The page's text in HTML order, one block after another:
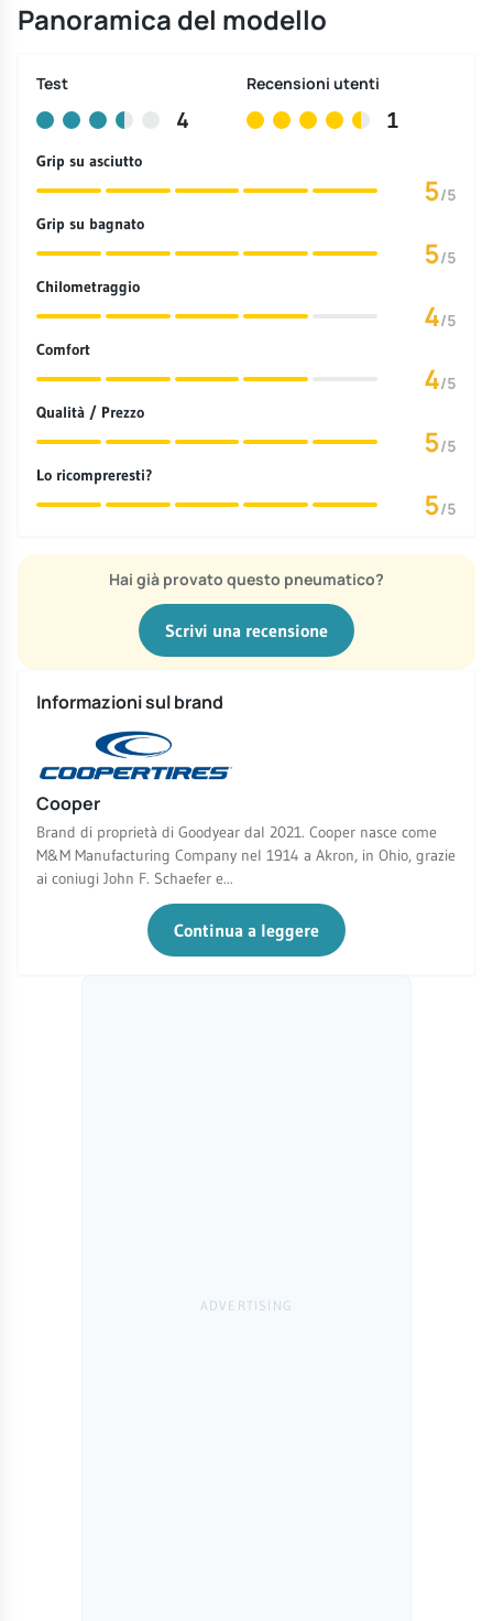
Panoramica del modello
Test
4
Recensioni utenti
1
Grip su asciutto
5/5
Grip su bagnato
5/5
Chilometraggio
4/5
Comfort
4/5
Qualità / Prezzo
5/5
Lo ricompreresti?
5/5
Hai già provato questo pneumatico?
Scrivi una recensione
Informazioni sul brand
Cooper
Brand di proprietà di Goodyear dal 2021. Cooper nasce come
M&M Manufacturing Company nel 1914 a Akron, in Ohio, grazie
ai coniugi John F. Schaefer e...
Continua a leggere